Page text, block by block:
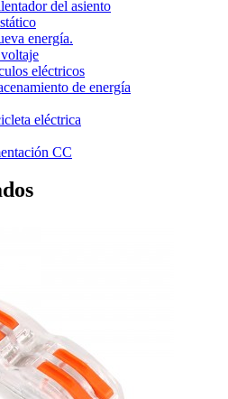
del asiento
energía.
eléctricos
de energía
eléctrica
CC